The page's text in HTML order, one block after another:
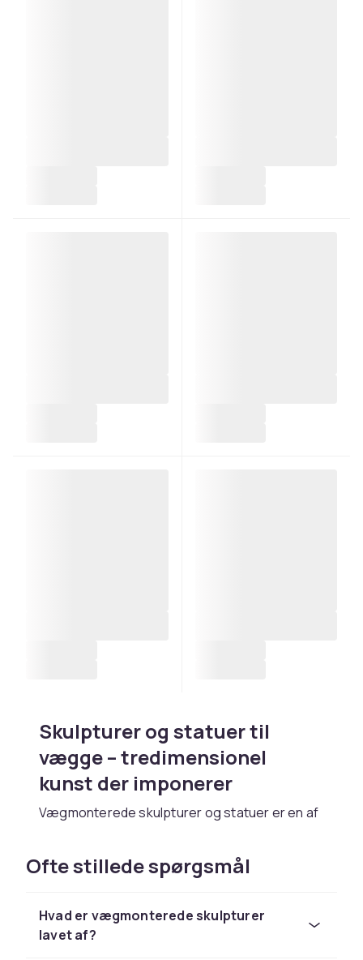
Skulpturer og statuer til
vægge – tredimensionel
kunst der imponerer
Vægmonterede skulpturer og statuer er en af
og en tredimensionel dimension, der hverken
abstrakte metalformer og botaniske
bladrelieffigurer til klassiske buster og
Ofte stillede spørgsmål
Hvad er vægmonterede skulpturer
lavet af?